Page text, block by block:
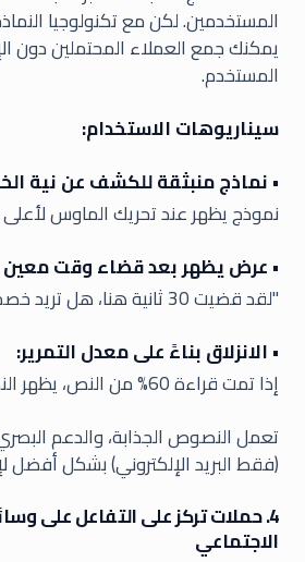
المستخدمين. لكن مع تكنولوجيا
يمكنك جمع العملاء المحتملين دون
المستخدم.
سيناريوهات الاستخدام:
• نماذج منبثقة للكشف عن نية
نموذج يظهر عند تحريك الماوس لأعلى
• عرض يظهر بعد قضاء وقت
"لقد قضيت 30 ثانية هنا، هل تريد خصمًا خاصًا؟"
• الانزلاق بناءً على معدل التمرير:
إذا تمت قراءة 60% من النص، يظهر النموذج
تعمل النصوص الجذابة، والدعم
(فقط البريد الإلكتروني) بشكل أفضل
4. حملات تركز على التفاعل على
الاجتماعي